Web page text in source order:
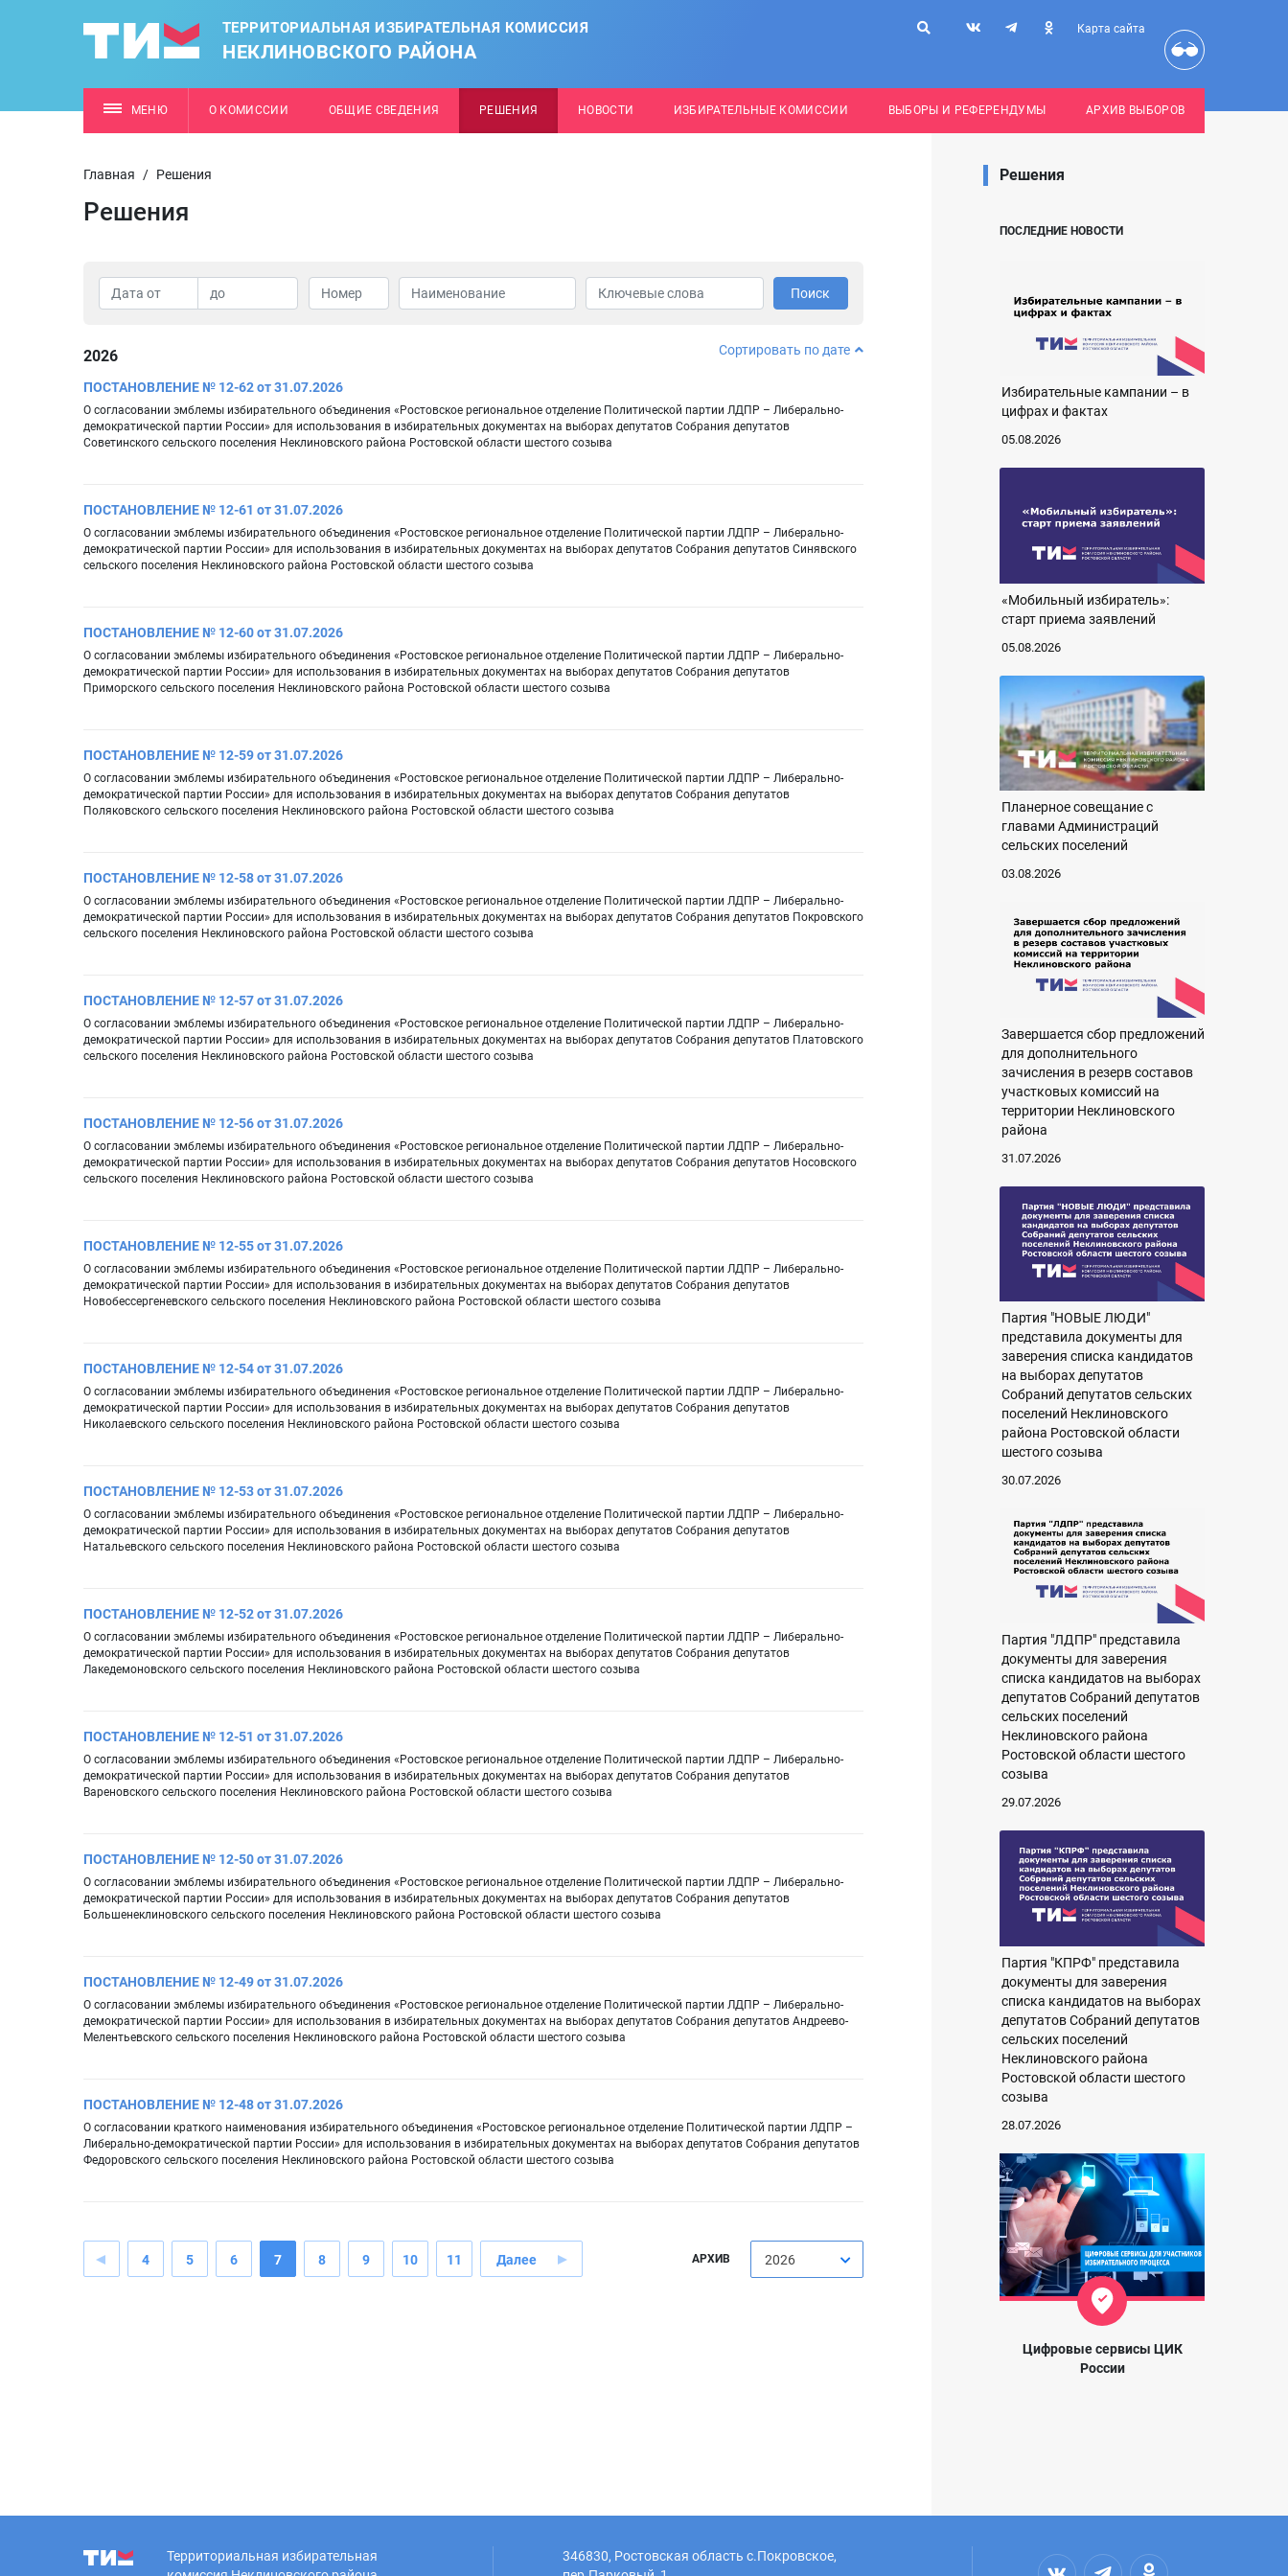
ТЕРРИТОРИАЛЬНАЯ ИЗБИРАТЕЛЬНАЯ КОМИССИЯ
НЕКЛИНОВСКОГО РАЙОНА
Карта сайта
МЕНЮ О КОМИССИИ ОБЩИЕ СВЕДЕНИЯ РЕШЕНИЯ НОВОСТИ ИЗБИРАТЕЛЬНЫЕ КОМИССИИ ВЫБОРЫ И РЕФЕРЕНДУМЫ АРХИВ ВЫБОРОВ
Главная / Решения
Решения
Поиск
2026 Сортировать по дате
ПОСТАНОВЛЕНИЕ № 12-62 от 31.07.2026
О согласовании эмблемы избирательного объединения «Ростовское региональное отделение Политической партии ЛДПР – Либерально-
демократической партии России» для использования в избирательных документах на выборах депутатов Собрания депутатов
Советинского сельского поселения Неклиновского района Ростовской области шестого созыва
ПОСТАНОВЛЕНИЕ № 12-61 от 31.07.2026
О согласовании эмблемы избирательного объединения «Ростовское региональное отделение Политической партии ЛДПР – Либерально-
демократической партии России» для использования в избирательных документах на выборах депутатов Собрания депутатов Синявского
сельского поселения Неклиновского района Ростовской области шестого созыва
ПОСТАНОВЛЕНИЕ № 12-60 от 31.07.2026
О согласовании эмблемы избирательного объединения «Ростовское региональное отделение Политической партии ЛДПР – Либерально-
демократической партии России» для использования в избирательных документах на выборах депутатов Собрания депутатов
Приморского сельского поселения Неклиновского района Ростовской области шестого созыва
ПОСТАНОВЛЕНИЕ № 12-59 от 31.07.2026
О согласовании эмблемы избирательного объединения «Ростовское региональное отделение Политической партии ЛДПР – Либерально-
демократической партии России» для использования в избирательных документах на выборах депутатов Собрания депутатов
Поляковского сельского поселения Неклиновского района Ростовской области шестого созыва
ПОСТАНОВЛЕНИЕ № 12-58 от 31.07.2026
О согласовании эмблемы избирательного объединения «Ростовское региональное отделение Политической партии ЛДПР – Либерально-
демократической партии России» для использования в избирательных документах на выборах депутатов Собрания депутатов Покровского
сельского поселения Неклиновского района Ростовской области шестого созыва
ПОСТАНОВЛЕНИЕ № 12-57 от 31.07.2026
О согласовании эмблемы избирательного объединения «Ростовское региональное отделение Политической партии ЛДПР – Либерально-
демократической партии России» для использования в избирательных документах на выборах депутатов Собрания депутатов Платовского
сельского поселения Неклиновского района Ростовской области шестого созыва
ПОСТАНОВЛЕНИЕ № 12-56 от 31.07.2026
О согласовании эмблемы избирательного объединения «Ростовское региональное отделение Политической партии ЛДПР – Либерально-
демократической партии России» для использования в избирательных документах на выборах депутатов Собрания депутатов Носовского
сельского поселения Неклиновского района Ростовской области шестого созыва
ПОСТАНОВЛЕНИЕ № 12-55 от 31.07.2026
О согласовании эмблемы избирательного объединения «Ростовское региональное отделение Политической партии ЛДПР – Либерально-
демократической партии России» для использования в избирательных документах на выборах депутатов Собрания депутатов
Новобессергеневского сельского поселения Неклиновского района Ростовской области шестого созыва
ПОСТАНОВЛЕНИЕ № 12-54 от 31.07.2026
О согласовании эмблемы избирательного объединения «Ростовское региональное отделение Политической партии ЛДПР – Либерально-
демократической партии России» для использования в избирательных документах на выборах депутатов Собрания депутатов
Николаевского сельского поселения Неклиновского района Ростовской области шестого созыва
ПОСТАНОВЛЕНИЕ № 12-53 от 31.07.2026
О согласовании эмблемы избирательного объединения «Ростовское региональное отделение Политической партии ЛДПР – Либерально-
демократической партии России» для использования в избирательных документах на выборах депутатов Собрания депутатов
Натальевского сельского поселения Неклиновского района Ростовской области шестого созыва
ПОСТАНОВЛЕНИЕ № 12-52 от 31.07.2026
О согласовании эмблемы избирательного объединения «Ростовское региональное отделение Политической партии ЛДПР – Либерально-
демократической партии России» для использования в избирательных документах на выборах депутатов Собрания депутатов
Лакедемоновского сельского поселения Неклиновского района Ростовской области шестого созыва
ПОСТАНОВЛЕНИЕ № 12-51 от 31.07.2026
О согласовании эмблемы избирательного объединения «Ростовское региональное отделение Политической партии ЛДПР – Либерально-
демократической партии России» для использования в избирательных документах на выборах депутатов Собрания депутатов
Вареновского сельского поселения Неклиновского района Ростовской области шестого созыва
ПОСТАНОВЛЕНИЕ № 12-50 от 31.07.2026
О согласовании эмблемы избирательного объединения «Ростовское региональное отделение Политической партии ЛДПР – Либерально-
демократической партии России» для использования в избирательных документах на выборах депутатов Собрания депутатов
Большенеклиновского сельского поселения Неклиновского района Ростовской области шестого созыва
ПОСТАНОВЛЕНИЕ № 12-49 от 31.07.2026
О согласовании эмблемы избирательного объединения «Ростовское региональное отделение Политической партии ЛДПР – Либерально-
демократической партии России» для использования в избирательных документах на выборах депутатов Собрания депутатов Андреево-
Мелентьевского сельского поселения Неклиновского района Ростовской области шестого созыва
ПОСТАНОВЛЕНИЕ № 12-48 от 31.07.2026
О согласовании краткого наименования избирательного объединения «Ростовское региональное отделение Политической партии ЛДПР –
Либерально-демократической партии России» для использования в избирательных документах на выборах депутатов Собрания депутатов
Федоровского сельского поселения Неклиновского района Ростовской области шестого созыва
4 5 6 7 8 9 10 11 Далее АРХИВ 2026
Решения
ПОСЛЕДНИЕ НОВОСТИ
Избирательные кампании – в
цифрах и фактах
05.08.2026
«Мобильный избиратель»:
старт приема заявлений
05.08.2026
Планерное совещание с
главами Администраций
сельских поселений
03.08.2026
Завершается сбор предложений
для дополнительного
зачисления в резерв составов
участковых комиссий на
территории Неклиновского
района
31.07.2026
Партия "НОВЫЕ ЛЮДИ"
представила документы для
заверения списка кандидатов
на выборах депутатов
Собраний депутатов сельских
поселений Неклиновского
района Ростовской области
шестого созыва
30.07.2026
Партия "ЛДПР" представила
документы для заверения
списка кандидатов на выборах
депутатов Собраний депутатов
сельских поселений
Неклиновского района
Ростовской области шестого
созыва
29.07.2026
Партия "КПРФ" представила
документы для заверения
списка кандидатов на выборах
депутатов Собраний депутатов
сельских поселений
Неклиновского района
Ростовской области шестого
созыва
28.07.2026
Цифровые сервисы ЦИК
России
Территориальная избирательная
346830, Ростовская область с.Покровское,